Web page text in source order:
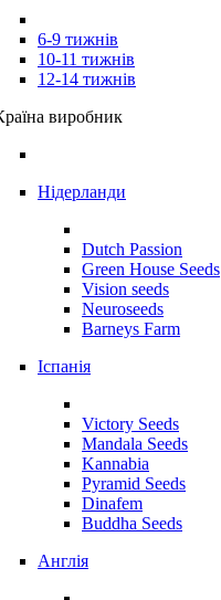
6-9 тижнів
10-11 тижнів
12-14 тижнів
виробник
Нідерланди
Dutch Passion
Green House Seeds
Vision seeds
Neuroseeds
Barneys Farm
Іспанія
Victory Seeds
Mandala Seeds
Kannabia
Pyramid Seeds
Dinafem
Buddha Seeds
Англія